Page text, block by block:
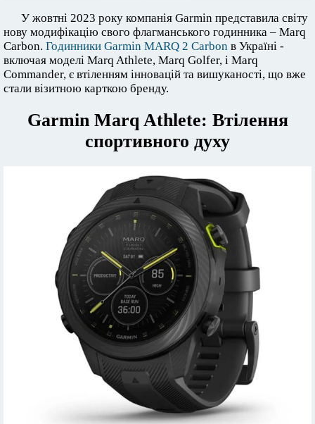
У жовтні 2023 року компанія Garmin представила світу
нову модифікацію свого флагманського годинника – Marq
Carbon. Годинники Garmin MARQ 2 Carbon в Україні -
включая моделі Marq Athlete, Marq Golfer, і Marq
Commander, є втіленням інновацій та вишуканості, що вже
стали візитною карткою бренду.
Garmin Marq Athlete: Втілення
спортивного духу